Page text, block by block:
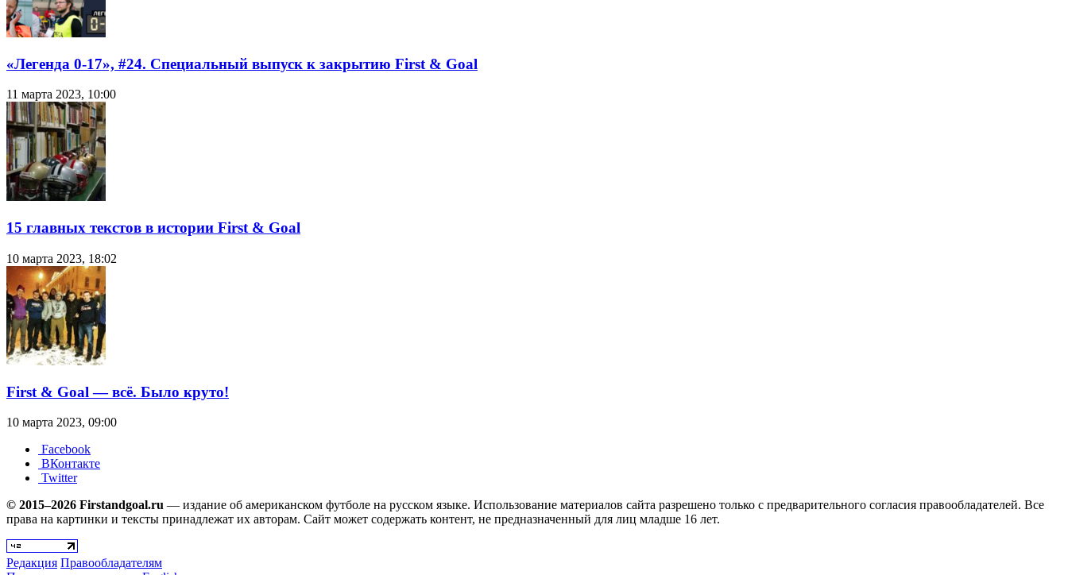
«Легенда 0-17», #24. Специальный выпуск к закрытию First & Goal
11 марта 2023, 10:00
15 главных текстов в истории First & Goal
10 марта 2023, 18:02
First & Goal — всё. Было круто!
10 марта 2023, 09:00
Facebook
ВКонтакте
Twitter
© 2015–2026 Firstandgoal.ru — издание об американском футболе на русском языке. Использование материалов cайта разрешено только с предварительного согласия правообладателей. Все
права на картинки и тексты принадлежат их авторам. Сайт может содержать контент, не предназначенный для лиц младше 16 лет.
Редакция Правообладателям